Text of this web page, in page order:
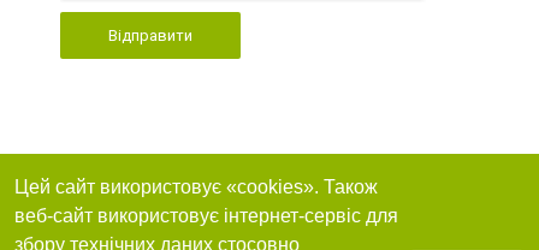
Відправити
Цей сайт використовує «cookies». Також
веб-сайт використовує інтернет-сервіс для
збору технічних даних стосовно